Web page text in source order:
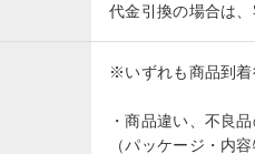
代金引換の場合は
※いずれも商品到着
・商品違い、不良
（パッケージ・内